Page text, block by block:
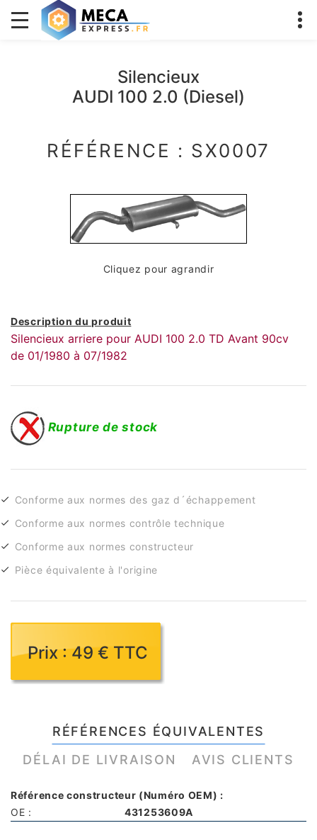
Silencieux
AUDI 100 2.0 (Diesel)
RÉFÉRENCE : SX0007
Cliquez pour agrandir
Description du produit
Silencieux arriere pour AUDI 100 2.0 TD Avant 90cv
de 01/1980 à 07/1982
Rupture de stock
Conforme aux normes des gaz d´échappement
Conforme aux normes contrôle technique
Conforme aux normes constructeur
Pièce équivalente à l'origine
Prix : 49 € TTC
RÉFÉRENCES ÉQUIVALENTES
DÉLAI DE LIVRAISON
AVIS CLIENTS
Référence constructeur (Numéro OEM) :
OE :
431253609A